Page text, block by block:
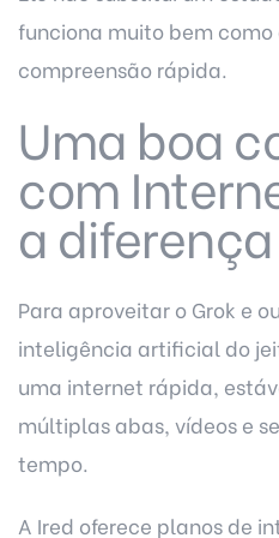
funciona muito bem
compreensão rápida.
Uma boa
com
a diferença
Para aproveitar o Grok e
inteligência artificial do
uma internet rápida,
múltiplas abas, vídeos e
tempo.
A Ired oferece planos de